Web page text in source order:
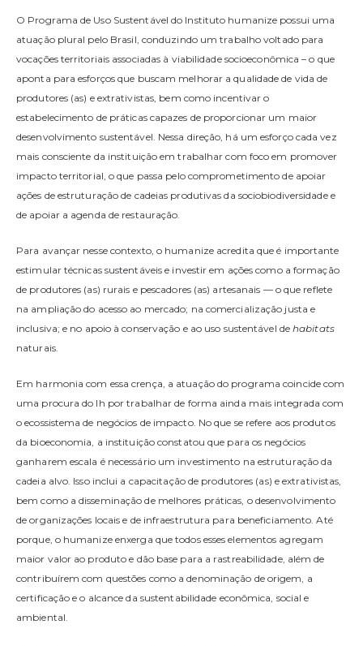
O Programa de Uso Sustentável do Instituto humanize possui uma
atuação plural pelo Brasil, conduzindo um trabalho voltado para
vocações territoriais associadas à viabilidade socioeconômica – o que
aponta para esforços que buscam melhorar a qualidade de vida de
produtores (as) e extrativistas, bem como incentivar o
estabelecimento de práticas capazes de proporcionar um maior
desenvolvimento sustentável. Nessa direção, há um esforço cada vez
mais consciente da instituição em trabalhar com foco em promover
impacto territorial, o que passa pelo comprometimento de apoiar
ações de estruturação de cadeias produtivas da sociobiodiversidade e
de apoiar a agenda de restauração.
Para avançar nesse contexto, o humanize acredita que é importante
estimular técnicas sustentáveis e investir em ações como a formação
de produtores (as) rurais e pescadores (as) artesanais — o que reflete
na ampliação do acesso ao mercado; na comercialização justa e
inclusiva; e no apoio à conservação e ao uso sustentável dehabitats
naturais.
Em harmonia com essa crença, a atuação do programa coincide com
uma procura do Ih por trabalhar de forma ainda mais integrada com
o ecossistema de negócios de impacto. No que se refere aos produtos
da bioeconomia, a instituição constatou que para os negócios
ganharem escala é necessário um investimento na estruturação da
cadeia alvo. Isso inclui a capacitação de produtores (as) e extrativistas,
bem como a disseminação de melhores práticas, o desenvolvimento
de organizações locais e de infraestrutura para beneficiamento. Até
porque, o humanize enxerga que todos esses elementos agregam
maior valor ao produto e dão base para a rastreabilidade, além de
contribuírem com questões como a denominação de origem, a
certificação e o alcance da sustentabilidade econômica, social e
ambiental.